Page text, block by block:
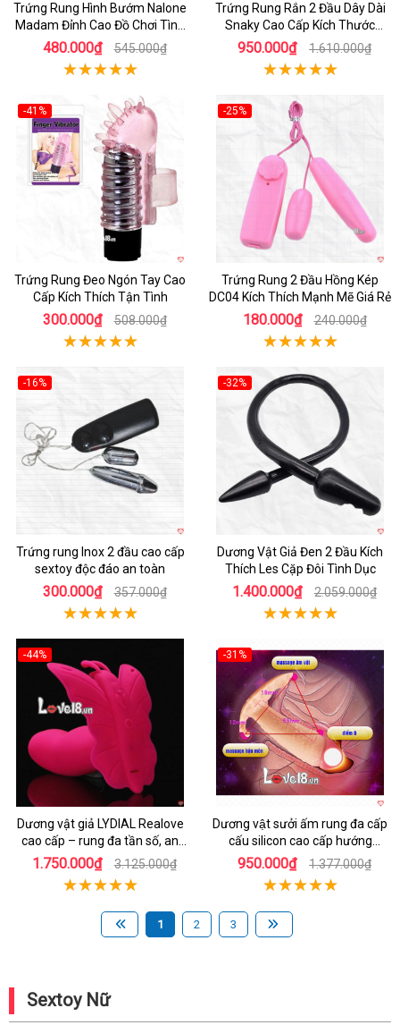
Trứng Rung Hình Bướm Nalone
Madam Đỉnh Cao Đồ Chơi Tình
Dục
480.000₫ 545.000₫
Trứng Rung Rắn 2 Đầu Dây Dài
Snaky Cao Cấp Kích Thước
60cm
950.000₫ 1.610.000₫
-41%
Hot
Trứng Rung Đeo Ngón Tay Cao
Cấp Kích Thích Tận Tình
300.000₫ 508.000₫
-25%
Trứng Rung 2 Đầu Hồng Kép
DC04 Kích Thích Mạnh Mẽ Giá Rẻ
180.000₫ 240.000₫
-16%
Trứng rung Inox 2 đầu cao cấp
sextoy độc đáo an toàn
300.000₫ 357.000₫
-32%
Dương Vật Giả Đen 2 Đầu Kích
Thích Les Cặp Đôi Tình Dục
1.400.000₫ 2.059.000₫
-44%
Dương vật giả LYDIAL Realove
cao cấp – rung đa tần số, an
toàn, nữ yêu thích
1.750.000₫ 3.125.000₫
-31%
Hot
Dương vật sưởi ấm rung đa cấp
cấu silicon cao cấp hướng
dương
950.000₫ 1.377.000₫
1 2 3
Sextoy Nữ